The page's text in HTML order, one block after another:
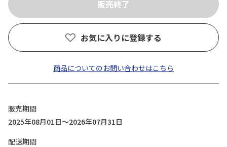
お気に入りに登録する
商品についてのお問い合わせはこちら
販売期間
2025年08月01日～2026年07月31日
配送期間